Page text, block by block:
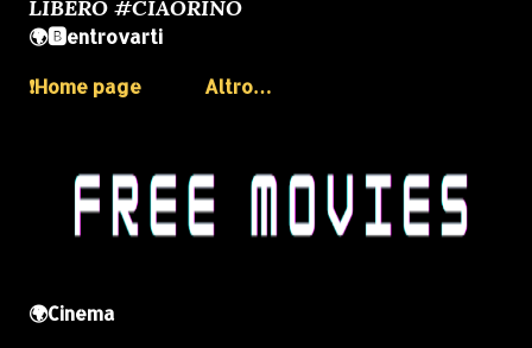
LIBERO #CIAORINO
🌍🅱️entrovarti
❗️Home page
Altro…
🌍Cinema